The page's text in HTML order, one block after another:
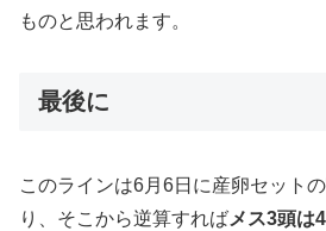
ものと思われます。
最後に
このラインは6月6日に産卵セット
り、そこから逆算すればメス3頭は